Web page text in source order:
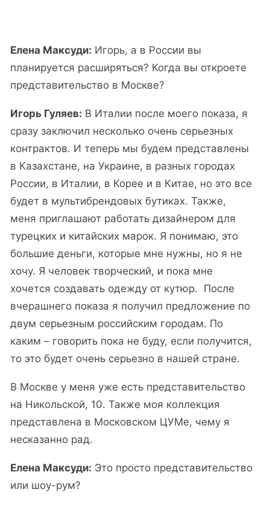
Елена Максуди: Игорь, а в России вы
планируется расширяться? Когда вы откроете
представительство в Москве?
Игорь Гуляев: В Италии после моего показа, я
сразу заключил несколько очень серьезных
контрактов. И теперь мы будем представлены
в Казахстане, на Украине, в разных городах
России, в Италии, в Корее и в Китае, но это все
будет в мультибрендовых бутиках. Также,
меня приглашают работать дизайнером для
турецких и китайских марок. Я понимаю, это
большие деньги, которые мне нужны, но я не
хочу. Я человек творческий, и пока мне
хочется создавать одежду от кутюр. После
вчерашнего показа я получил предложение по
двум серьезным российским городам. По
каким – говорить пока не буду, если получится,
то это будет очень серьезно в нашей стране.
В Москве у меня уже есть представительство
на Никольской, 10. Также моя коллекция
представлена в Московском ЦУМе, чему я
несказанно рад.
Елена Максуди: Это просто представительство
или шоу-рум?